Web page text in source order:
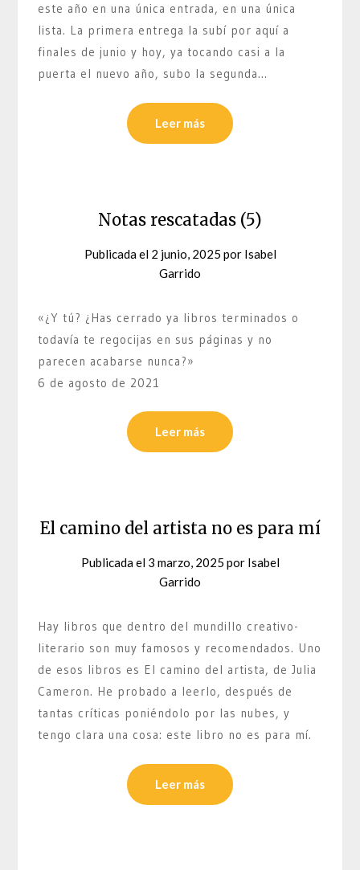
este año en una única entrada, en una única
lista. La primera entrega la subí por aquí a
finales de junio y hoy, ya tocando casi a la
puerta el nuevo año, subo la segunda…
Leer más
Notas rescatadas (5)
Publicada el 2 junio, 2025 por Isabel
Garrido
«¿Y tú? ¿Has cerrado ya libros terminados o
todavía te regocijas en sus páginas y no
parecen acabarse nunca?»
6 de agosto de 2021
Leer más
El camino del artista no es para mí
Publicada el 3 marzo, 2025 por Isabel
Garrido
Hay libros que dentro del mundillo creativo-
literario son muy famosos y recomendados. Uno
de esos libros es El camino del artista, de Julia
Cameron. He probado a leerlo, después de
tantas críticas poniéndolo por las nubes, y
tengo clara una cosa: este libro no es para mí.
Leer más